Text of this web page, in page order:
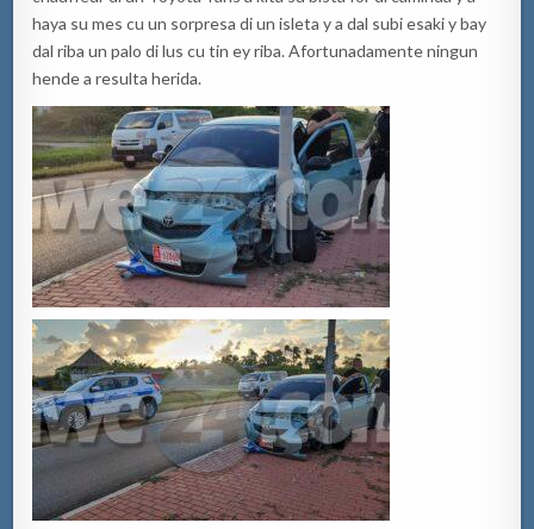
haya su mes cu un sorpresa di un isleta y a dal subi esaki y bay
dal riba un palo di lus cu tin ey riba. Afortunadamente ningun
hende a resulta herida.